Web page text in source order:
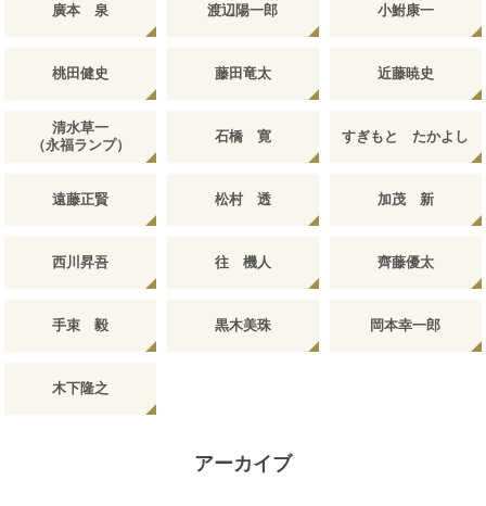
廣本 泉 渡辺陽一郎 小鮒康一
桃田健史 藤田竜太 近藤暁史
清水草一
（永福ランプ）
石橋 寛 すぎもと たかよし
遠藤正賢 松村 透 加茂 新
西川昇吾 往 機人 齊藤優太
手束 毅 黒木美珠 岡本幸一郎
木下隆之
アーカイブ